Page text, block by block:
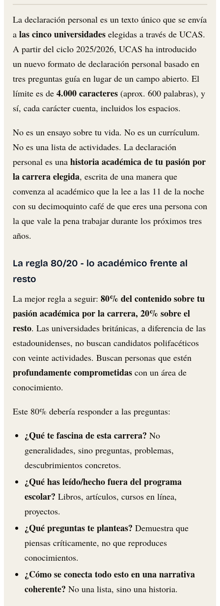
La declaración personal es un texto único que se envía
a las cinco universidades elegidas a través de UCAS.
A partir del ciclo 2025/2026, UCAS ha introducido
un nuevo formato de declaración personal basado en
tres preguntas guía en lugar de un campo abierto. El
límite es de 4.000 caracteres (aprox. 600 palabras), y
sí, cada carácter cuenta, incluidos los espacios.
No es un ensayo sobre tu vida. No es un currículum.
No es una lista de actividades. La declaración
personal es una historia académica de tu pasión por
la carrera elegida, escrita de una manera que
convenza al académico que la lee a las 11 de la noche
con su decimoquinto café de que eres una persona con
la que vale la pena trabajar durante los próximos tres
años.
La regla 80/20 - lo académico frente al
resto
La mejor regla a seguir: 80% del contenido sobre tu
pasión académica por la carrera, 20% sobre el
resto. Las universidades británicas, a diferencia de las
estadounidenses, no buscan candidatos polifacéticos
con veinte actividades. Buscan personas que estén
profundamente comprometidas con un área de
conocimiento.
Este 80% debería responder a las preguntas:
¿Qué te fascina de esta carrera? No
generalidades, sino preguntas, problemas,
descubrimientos concretos.
¿Qué has leído/hecho fuera del programa
escolar? Libros, artículos, cursos en línea,
proyectos.
¿Qué preguntas te planteas? Demuestra que
piensas críticamente, no que reproduces
conocimientos.
¿Cómo se conecta todo esto en una narrativa
coherente? No una lista, sino una historia.